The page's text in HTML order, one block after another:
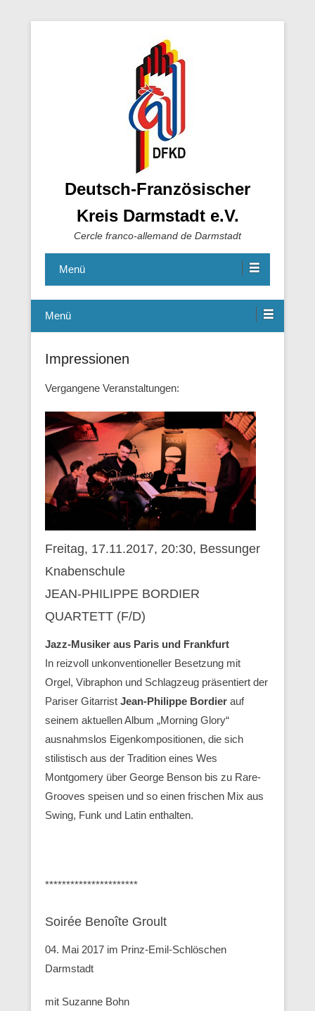
Deutsch-Französischer
Kreis Darmstadt e.V.
Cercle franco-allemand de Darmstadt
Menü
Menü
Impressionen
Vergangene Veranstaltungen:
Freitag, 17.11.2017, 20:30, Bessunger
Knabenschule
JEAN-PHILIPPE BORDIER
QUARTETT (F/D)
Jazz-Musiker aus Paris und Frankfurt
In reizvoll unkonventioneller Besetzung mit
Orgel, Vibraphon und Schlagzeug präsentiert der
Pariser Gitarrist Jean-Philippe Bordier auf
seinem aktuellen Album „Morning Glory“
ausnahmslos Eigenkompositionen, die sich
stilistisch aus der Tradition eines Wes
Montgomery über George Benson bis zu Rare-
Grooves speisen und so einen frischen Mix aus
Swing, Funk und Latin enthalten.
**********************
Soirée Benoîte Groult
04. Mai 2017 im Prinz-Emil-Schlöschen
Darmstadt
mit Suzanne Bohn